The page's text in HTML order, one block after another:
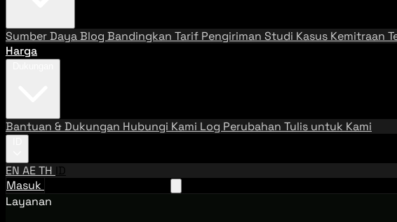
Sumber DayaBlog Bandingkan Tarif Pengiriman Studi Kasus Kemitraan
Harga
Bantuan & Dukungan Hubungi Kami Log Perubahan Tulis untuk Kami
EN AETH ID
Masuk
Layanan